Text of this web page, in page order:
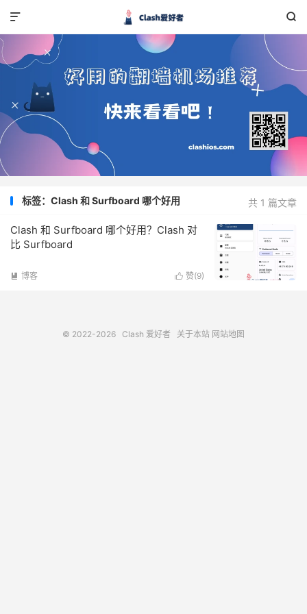


共 1 篇文章
标签：Clash 和 Surfboard 哪个好用
Clash 和 Surfboard 哪个好用？Clash 对
比 Surfboard
 赞(9)
 博客
© 2022-2026 Clash 爱好者 关于本站 网站地图